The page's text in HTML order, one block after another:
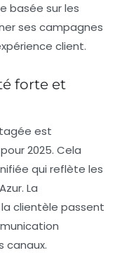
basée sur les
ses campagnes
client.
forte et
est
2025. Cela
qui reflète les
La
clientèle passent
canaux.